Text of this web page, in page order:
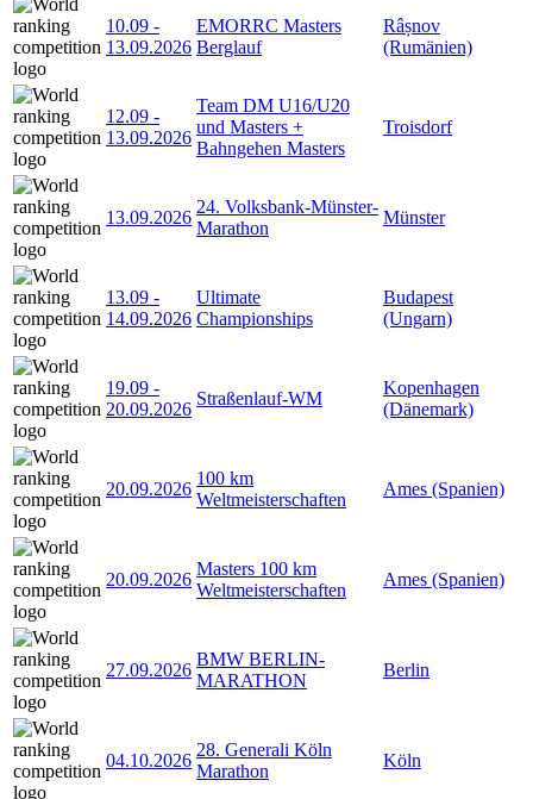
10.09 -
13.09.2026
EMORRC Masters
Berglauf
Râșnov
(Rumänien)
12.09 -
13.09.2026
Team DM U16/U20
und Masters +
Bahngehen Masters
Troisdorf
13.09.2026
24. Volksbank-Münster-
Marathon
Münster
13.09 -
14.09.2026
Ultimate
Championships
Budapest
(Ungarn)
19.09 -
20.09.2026
Straßenlauf-WM
Kopenhagen
(Dänemark)
20.09.2026
100 km
Weltmeisterschaften
Ames (Spanien)
20.09.2026
Masters 100 km
Weltmeisterschaften
Ames (Spanien)
27.09.2026
BMW BERLIN-
MARATHON
Berlin
04.10.2026
28. Generali Köln
Marathon
Köln